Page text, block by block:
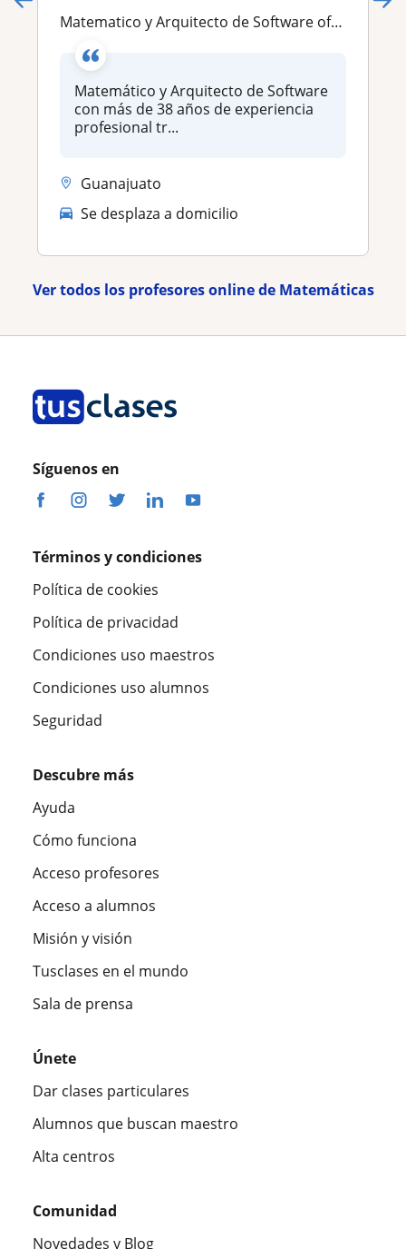
Matematico y Arquitecto de Software ofrece clases particulares en línea
Matemático y Arquitecto de Software
con más de 38 años de experiencia
profesional tr...
Guanajuato
Se desplaza a domicilio
Ver todos los profesores online de Matemáticas
Síguenos en
Términos y condiciones
Política de cookies
Política de privacidad
Condiciones uso maestros
Condiciones uso alumnos
Seguridad
Descubre más
Ayuda
Cómo funciona
Acceso profesores
Acceso a alumnos
Misión y visión
Tusclases en el mundo
Sala de prensa
Únete
Dar clases particulares
Alumnos que buscan maestro
Alta centros
Comunidad
Novedades y Blog